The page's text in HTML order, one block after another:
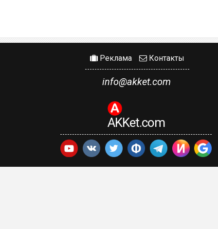
Реклама Контакты
info@akket.com
AKKet.com